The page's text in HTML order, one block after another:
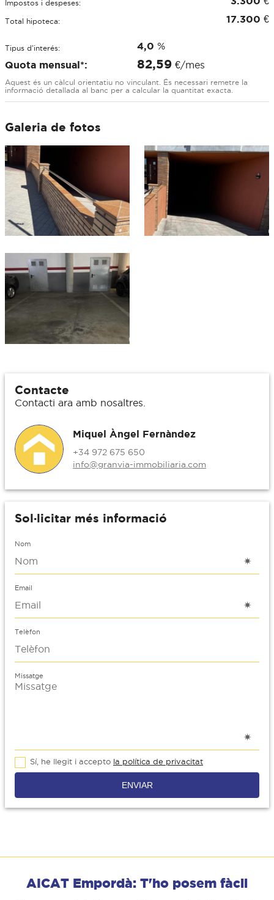
Impostos i despeses:
Total hipoteca: 17.300 €
Tipus d'interés: 4,0 %
Quota mensual*:
82,59 €/mes
Aquest és un càlcul orientatiu no vinculant. És necessari remetre la
informació detallada al banc per a calcular la quantitat exacta.
Galeria de fotos
Contacte
Contacti ara amb nosaltres.
Miquel Àngel Fernàndez
+34 972 675 650
info@granvia-immobiliaria.com
Sol·licitar més informació
Nom
Email
Telèfon
Missatge
Sí, he llegit i accepto la política de privacitat
ENVIAR
AICAT Empordà: T'ho posem fàcil